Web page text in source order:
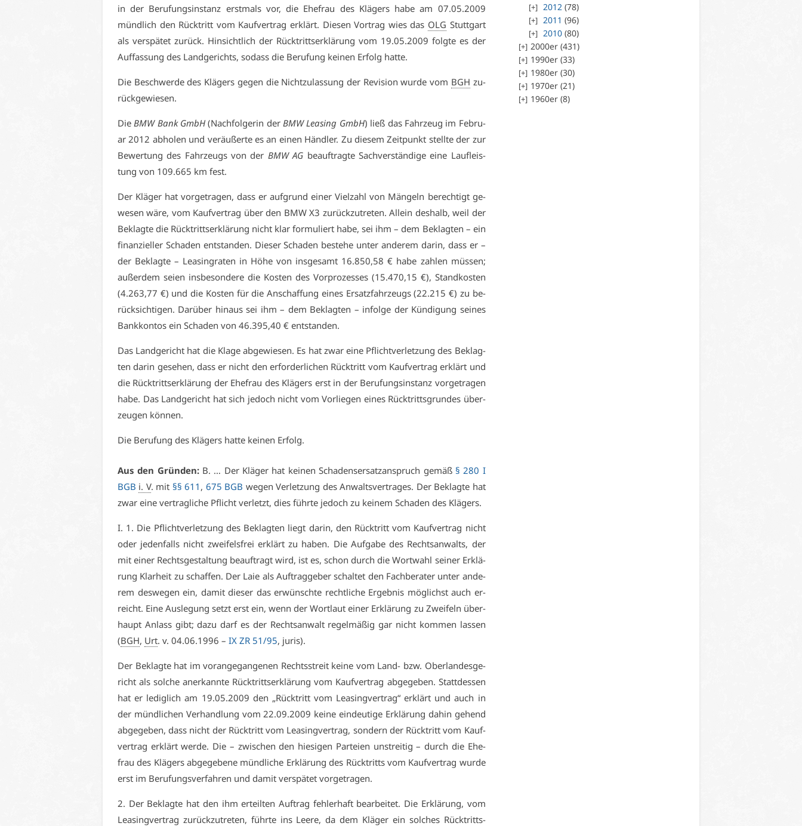
in der Be­ru­fungs­in­stanz erst­mals vor, die Ehe­frau des Klä­gers ha­be am 07.05.2009
münd­lich den Rück­tritt vom Kauf­ver­trag er­klärt. Die­sen Vor­trag wies das OLG Stutt­gart
als ver­spä­tet zu­rück. Hin­sicht­lich der Rück­tritts­er­klä­rung vom 19.05.2009 folg­te es der
Auf­fas­sung des Land­ge­richts, so­dass die Be­ru­fung kei­nen Er­folg hat­te.
Die Be­schwer­de des Klä­gers ge­gen die Nicht­zu­las­sung der Re­vi­si­on wur­de vom BGH zu­
rück­ge­wie­sen.
DieBMW Bank GmbH(Nach­fol­ge­rin derBMW Lea­sing GmbH) ließ das Fahr­zeug im Fe­bru­
ar 2012 ab­ho­len und ver­äu­ßer­te es an ei­nen Händ­ler. Zu die­sem Zeit­punkt stell­te der zur
Be­wer­tung des Fahr­zeugs von der BMW AG be­auf­trag­te Sach­ver­stän­di­ge ei­ne Lauf­leis­
tung von 109.665 km fest.
Der Klä­ger hat vor­ge­tra­gen, dass er auf­grund ei­ner Viel­zahl von Män­geln be­rech­tigt ge­
we­sen wä­re, vom Kauf­ver­trag über den BMW X3 zu­rück­zu­tre­ten. Al­lein des­halb, weil der
Be­klag­te die Rück­tritts­er­klä­rung nicht klar for­mu­liert ha­be, sei ihm – dem Be­klag­ten – ein
fi­nan­zi­el­ler Scha­den ent­stan­den. Die­ser Scha­den be­ste­he un­ter an­de­rem dar­in, dass er –
der Be­klag­te – Lea­sing­ra­ten in Hö­he von ins­ge­samt 16.850,58 € ha­be zah­len müs­sen;
au­ßer­dem sei­en ins­be­son­de­re die Kos­ten des Vor­pro­zes­ses (15.470,15 €), Stand­kos­ten
(4.263,77 €) und die Kos­ten für die An­schaf­fung ei­nes Er­satz­fahr­zeugs (22.215 €) zu be­
rück­sich­ti­gen. Dar­über hin­aus sei ihm – dem Be­klag­ten – in­fol­ge der Kün­di­gung sei­nes
Bank­kon­tos ein Scha­den von 46.395,40 € ent­stan­den.
Das Land­ge­richt hat die Kla­ge ab­ge­wie­sen. Es hat zwar ei­ne Pflicht­ver­let­zung des Be­klag­
ten dar­in ge­se­hen, dass er nicht den er­for­der­li­chen Rück­tritt vom Kauf­ver­trag er­klärt und
die Rück­tritts­er­klä­rung der Ehe­frau des Klä­gers erst in der Be­ru­fungs­in­stanz vor­ge­tra­gen
ha­be. Das Land­ge­richt hat sich je­doch nicht vom Vor­lie­gen ei­nes Rück­tritts­grun­des über­
zeu­gen kön­nen.
Die Be­ru­fung des Klä­gers hat­te kei­nen Er­folg.
Aus den Grün­den:B. … Der Klä­ger hat kei­nen Scha­dens­er­satz­an­spruch ge­mäß § 280 I
BGB i. V. mit §§ 611 , 675 BGB we­gen Ver­let­zung des An­walts­ver­tra­ges. Der Be­klag­te hat
zwar ei­ne ver­trag­li­che Pflicht ver­letzt, dies führ­te je­doch zu kei­nem Scha­den des Klä­gers.
I. 1. Die Pflicht­ver­let­zung des Be­klag­ten liegt dar­in, den Rück­tritt vom Kauf­ver­trag nicht
oder je­den­falls nicht zwei­fels­frei er­klärt zu ha­ben. Die Auf­ga­be des Rechts­an­walts, der
mit ei­ner Rechts­ge­stal­tung be­auf­tragt wird, ist es, schon durch die Wort­wahl sei­ner Er­klä­
rung Klar­heit zu schaf­fen. Der Laie als Auf­trag­ge­ber schal­tet den Fach­be­ra­ter un­ter an­de­
rem des­we­gen ein, da­mit die­ser das er­wünsch­te recht­li­che Er­geb­nis mög­lichst auch er­
reicht. Ei­ne Aus­le­gung setzt erst ein, wenn der Wort­laut ei­ner Er­klä­rung zu Zwei­feln über­
haupt An­lass gibt; da­zu darf es der Rechts­an­walt re­gel­mä­ßig gar nicht kom­men las­sen
(BGH, Urt. v. 04.06.1996 – IX ZR 51/95, ju­ris).
Der Be­klag­te hat im vor­an­ge­gan­ge­nen Rechts­streit kei­ne vom Land- bzw. Ober­lan­des­ge­
richt als sol­che an­er­kann­te Rück­tritts­er­klä­rung vom Kauf­ver­trag ab­ge­ge­ben. Statt­des­sen
hat er le­dig­lich am 19.05.2009 den „Rück­tritt vom Lea­sing­ver­trag“ er­klärt und auch in
der münd­li­chen Ver­hand­lung vom 22.09.2009 kei­ne ein­deu­ti­ge Er­klä­rung da­hin ge­hend
ab­ge­ge­ben, dass nicht der Rück­tritt vom Lea­sing­ver­trag, son­dern der Rück­tritt vom Kauf­
ver­trag er­klärt wer­de. Die – zwi­schen den hie­si­gen Par­tei­en un­strei­tig – durch die Ehe­
frau des Klä­gers ab­ge­ge­be­ne münd­li­che Er­klä­rung des Rück­tritts vom Kauf­ver­trag wur­de
erst im Be­ru­fungs­ver­fah­ren und da­mit ver­spä­tet vor­ge­tra­gen.
2. Der Be­klag­te hat den ihm er­teil­ten Auf­trag feh­ler­haft be­ar­bei­tet. Die Er­klä­rung, vom
Lea­sing­ver­trag zu­rück­zu­tre­ten, führ­te ins Lee­re, da dem Klä­ger ein sol­ches Rück­tritts­
2012 (78)
2011 (96)
2010 (80)
2000er (431)
1990er (33)
1980er (30)
1970er (21)
1960er (8)